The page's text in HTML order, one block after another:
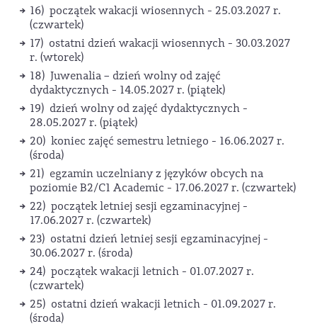
16) początek wakacji wiosennych - 25.03.2027 r.
(czwartek)
17) ostatni dzień wakacji wiosennych - 30.03.2027
r. (wtorek)
18) Juwenalia – dzień wolny od zajęć
dydaktycznych - 14.05.2027 r. (piątek)
19) dzień wolny od zajęć dydaktycznych -
28.05.2027 r. (piątek)
20) koniec zajęć semestru letniego - 16.06.2027 r.
(środa)
21) egzamin uczelniany z języków obcych na
poziomie B2/C1 Academic - 17.06.2027 r. (czwartek)
22) początek letniej sesji egzaminacyjnej -
17.06.2027 r. (czwartek)
23) ostatni dzień letniej sesji egzaminacyjnej -
30.06.2027 r. (środa)
24) początek wakacji letnich - 01.07.2027 r.
(czwartek)
25) ostatni dzień wakacji letnich - 01.09.2027 r.
(środa)